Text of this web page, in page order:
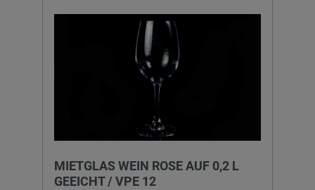
MIETGLAS WEIN ROSE AUF 0,2 L
GEEICHT / VPE 12